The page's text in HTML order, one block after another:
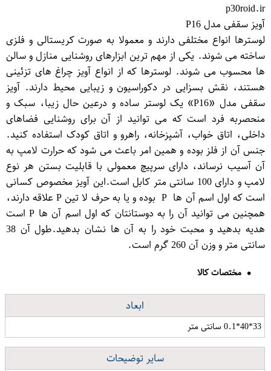
p30roid.ir
آویز سقفی مدل P16
لوسترها انواع مختلفی دارند و معمولا به صورت کریستالی و فلزی
ساخته می شوند. یکی از مهم ترین ابزارهای روشنایی منازل و سالن
ها محسوب می شوند. لوسترها که از انواع آویز چراغ های تزئینی
هستند، نقش بسزایی در دکوراسیون و زیبایی محیط دارند. آویز
سقفی مدل «P16» یک لوستر ساده و درعین حال زیبا، سبک و
منحصربه فرد است که می توانید از آن برای روشنایی فضاهای
داخلی، اتاق خواب، آشپزخانه، راهرو و اتاق کودک استفاده کنید.
جنس آن از فلز بوده و همین امر باعث می شود که حرارت لامپ به
آن آسیب نرساند، دارای سرپیچ معمولی با قابلیت بستن هر نوع
لامپ و دارای 100 سانتی متر کابل است.این آویز مخصوص کسانی
است که اول اسم آن ها P بوده و یا به حرف لا تین P علاقه دارند،
همچنین می توانید آن را به دوستانتان که اول اسم آن ها P است
هدیه بدهید و محبت خود را به آن ها نشان بدهید.طول آن 38
سانتی متر و وزن آن 260 گرم است.
مختصات کالا
ابعاد
33*40*0.1 سانتی متر
سایر توضیحات